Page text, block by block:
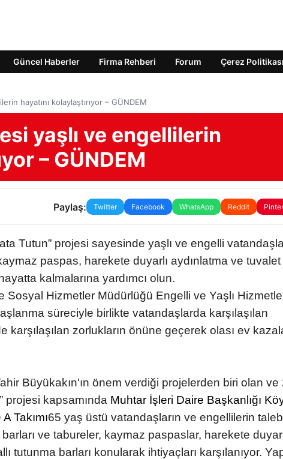
Güncel Haberler Firma Rehberi Forum Çerez Politikası
hayatını kolaylaştırıyor – GÜNDEM
yaşlı ve engellilerin
– GÜNDEM
Paylaş: Twitter Facebook WhatsApp Reddit
Tutun” projesi sayesinde yaşlı ve engelli
paspas, harekete duyarlı aydınlatma ve tuvalet
kalmalarına yardımcı olun.
Hizmetler Müdürlüğü Engelli ve Yaşlı
süreciyle birlikte vatandaşlarda karşılaşılan
zorlukların önüne geçerek olası ev
Büyükakın'ın önem verdiği projelerden biri olan ve
projesi kapsamında Muhtar İşleri Daire Başkanlığı
Takımı65 yaş üstü vatandaşların ve engellilerin
ve tabureler, kaymaz paspaslar, harekete
tutunma barları konularak ihtiyaçları karşılanıyor.